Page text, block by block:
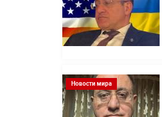
Новости мира